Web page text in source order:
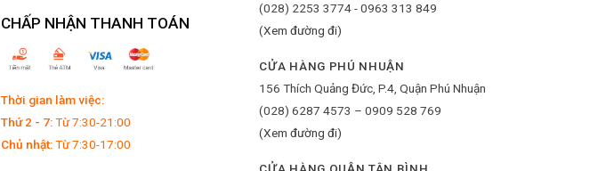
CHẤP NHẬN THANH TOÁN
Thời gian làm việc:
Thứ 2 - 7:Từ 7:30-21:00
Chủ nhật:Từ 7:30-17:00
(028) 2253 3774 - 0963 313 849
(Xem đường đi)
CỬA HÀNG PHÚ NHUẬN
156 Thích Quảng Đức, P.4, Quận Phú Nhuận
(028) 6287 4573 – 0909 528 769
(Xem đường đi)
CỬA HÀNG QUẬN TÂN BÌNH